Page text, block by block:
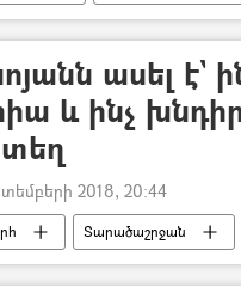
Սասուն
անվտանգության
Վանեցյանի և Սասուն
ասել է`
և ինչ
2018, 20:44
Տարածաշրջան